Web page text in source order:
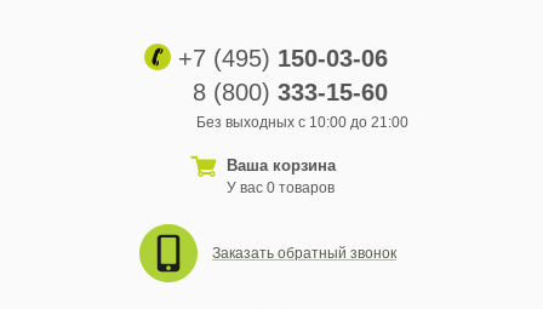
+7 (495) 150-03-06
8 (800) 333-15-60
Без выходных с 10:00 до 21:00
Ваша корзина
У вас 0 товаров
Заказать обратный звонок